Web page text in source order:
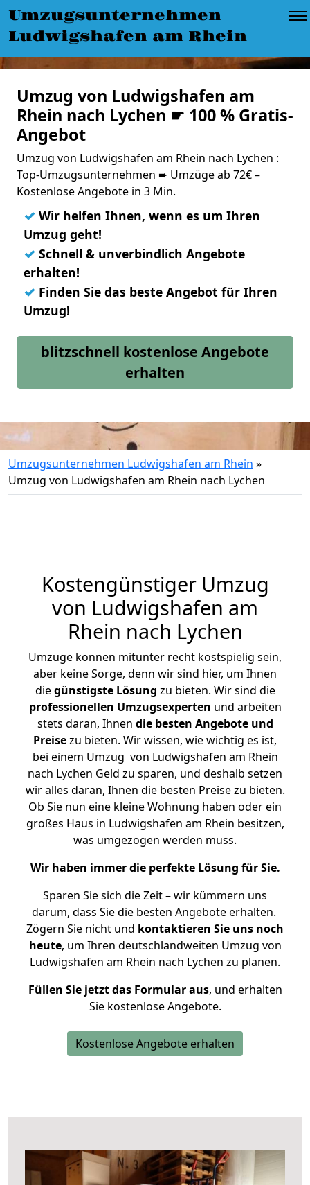
Umzugsunternehmen
Ludwigshafen am Rhein
Umzug von Ludwigshafen am
Rhein nach Lychen ☛ 100 % Gratis-
Angebot
Umzug von Ludwigshafen am Rhein nach Lychen :
Top-Umzugsunternehmen ➨ Umzüge ab 72€ –
Kostenlose Angebote in 3 Min.
✓ Wir helfen Ihnen, wenn es um Ihren
Umzug geht!
✓ Schnell & unverbindlich Angebote
erhalten!
✓ Finden Sie das beste Angebot für Ihren
Umzug!
blitzschnell kostenlose Angebote
erhalten
Umzugsunternehmen Ludwigshafen am Rhein »
Umzug von Ludwigshafen am Rhein nach Lychen
Kostengünstiger Umzug
von Ludwigshafen am
Rhein nach Lychen
Umzüge können mitunter recht kostspielig sein,
aber keine Sorge, denn wir sind hier, um Ihnen
diegünstigste Lösung zu bieten. Wir sind die
professionellen Umzugsexperten und arbeiten
stets daran, Ihnen die besten Angebote und
Preisezu bieten. Wir wissen, wie wichtig es ist,
bei einem Umzug von Ludwigshafen am Rhein
nach Lychen Geld zu sparen, und deshalb setzen
wir alles daran, Ihnen die besten Preise zu bieten.
Ob Sie nun eine kleine Wohnung haben oder ein
großes Haus in Ludwigshafen am Rhein besitzen,
was umgezogen werden muss.
Wir haben immer die perfekte Lösung für Sie.
Sparen Sie sich die Zeit – wir kümmern uns
darum, dass Sie die besten Angebote erhalten.
Zögern Sie nicht und kontaktieren Sie uns noch
heute, um Ihren deutschlandweiten Umzug von
Ludwigshafen am Rhein nach Lychen zu planen.
Füllen Sie jetzt das Formular aus, und erhalten
Sie kostenlose Angebote.
Kostenlose Angebote erhalten